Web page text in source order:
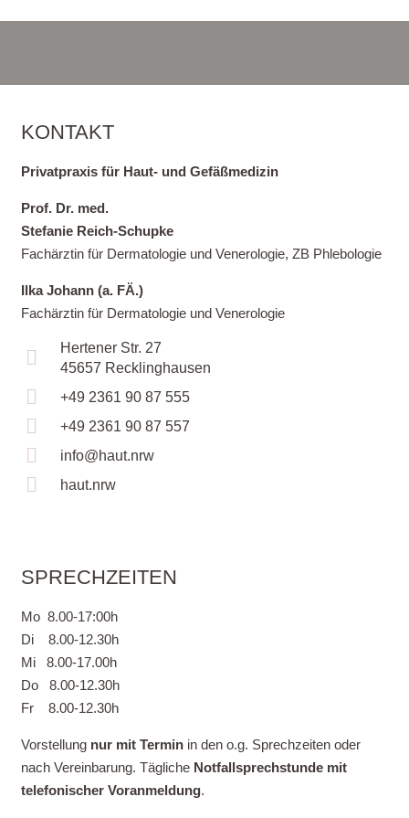
KONTAKT
Privatpraxis für Haut- und Gefäßmedizin
Prof. Dr. med.
Stefanie Reich-Schupke
Fachärztin für Dermatologie und Venerologie, ZB Phlebologie
Ilka Johann (a. FÄ.)
Fachärztin für Dermatologie und Venerologie
Hertener Str. 27
45657 Recklinghausen
+49 2361 90 87 555
+49 2361 90 87 557
info@haut.nrw
haut.nrw
SPRECHZEITEN
Mo 8.00-17:00h
Di 8.00-12.30h
Mi 8.00-17.00h
Do 8.00-12.30h
Fr 8.00-12.30h
Vorstellung nur mit Terminin den o.g. Sprechzeiten oder
nach Vereinbarung. Tägliche Notfallsprechstunde mit
telefonischer Voranmeldung.